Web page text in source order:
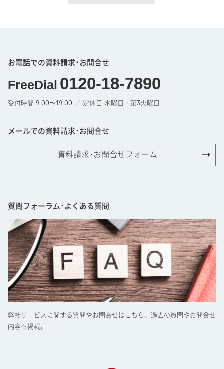
お電話での資料請求･お問合せ
FreeDial 0120-18-7890
受付時間 9:00〜19:00 ／ 定休日 水曜日・第3火曜日
メールでの資料請求･お問合せ
資料請求･お問合せフォーム
質問フォーラム･よくある質問
弊社サービスに関する質問やお問合せはこちら。過去の質問やお問合せ
内容も掲載。